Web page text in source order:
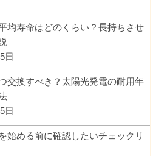
均寿命はどのくらい？長持ちさせ
日
交換すべき？太陽光発電の耐用年
日
始める前に確認したいチェックリ